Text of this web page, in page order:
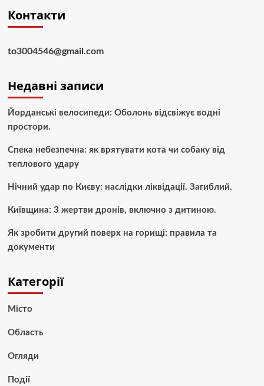
Контакти
to3004546@gmail.com
Недавні записи
Йорданські велосипеди: Оболонь відсвіжує водні
простори.
Спека небезпечна: як врятувати кота чи собаку від
теплового удару
Нічний удар по Києву: наслідки ліквідації. Загиблий.
Київщина: 3 жертви дронів, включно з дитиною.
Як зробити другий поверх на горищі: правила та
документи
Категорії
Місто
Область
Огляди
Події